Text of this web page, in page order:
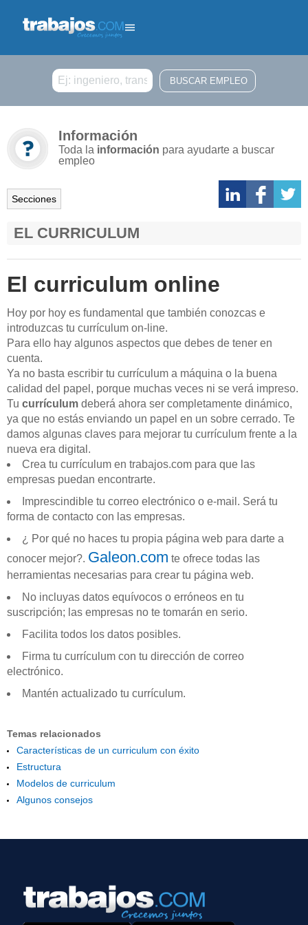
Buscar
Información
Toda la información para ayudarte a buscar
empleo
Secciones
EL CURRICULUM
El curriculum online
Hoy por hoy es fundamental que también conozcas e
introduzcas tu currículum on-line.
Para ello hay algunos aspectos que debes de tener en
cuenta.
Ya no basta escribir tu currículum a máquina o la buena
calidad del papel, porque muchas veces ni se verá impreso.
Tu currículum deberá ahora ser completamente dinámico,
ya que no estás enviando un papel en un sobre cerrado. Te
damos algunas claves para mejorar tu currículum frente a la
nueva era digital.
Crea tu currículum en trabajos.com para que las
empresas puedan encontrarte.
Imprescindible tu correo electrónico o e-mail. Será tu
forma de contacto con las empresas.
¿ Por qué no haces tu propia página web para darte a
conocer mejor?. Galeon.com te ofrece todas las
herramientas necesarias para crear tu página web.
No incluyas datos equívocos o erróneos en tu
suscripción; las empresas no te tomarán en serio.
Facilita todos los datos posibles.
Firma tu currículum con tu dirección de correo
electrónico.
Mantén actualizado tu currículum.
Temas relacionados
Características de un curriculum con éxito
Estructura
Modelos de curriculum
Algunos consejos